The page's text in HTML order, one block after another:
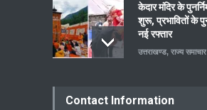
केदार मंदिर के
शुरू, प्रभावितों के
नई रफ्तार
उत्तराखण्ड, राज्य समाचार
Contact Information